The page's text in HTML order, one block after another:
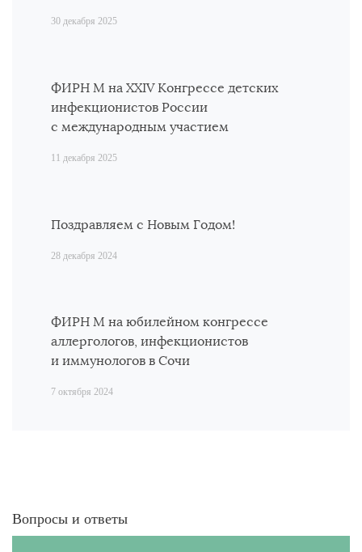
30 декабря 2025
ФИРН М на ХХIV Конгрессе детских
инфекционистов России
с международным участием
11 декабря 2025
Поздравляем с Новым Годом!
28 декабря 2024
ФИРН М на юбилейном конгрессе
аллергологов, инфекционистов
и иммунологов в Сочи
7 октября 2024
Вопросы и ответы